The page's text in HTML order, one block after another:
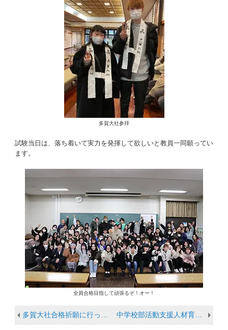
多賀大社参拝
試験当日は、落ち着いて実力を発揮して欲しいと教員一同願ってい
ます。
全員合格目指して頑張るぞ！オー！
多賀大社合格祈願に行ってきました！ 中学校部活動支援人材育成講座基礎編 オンデマンド動画配信開始のお知らせ